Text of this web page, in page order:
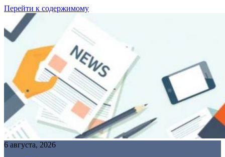
Перейти к содержимому
6 августа, 2026